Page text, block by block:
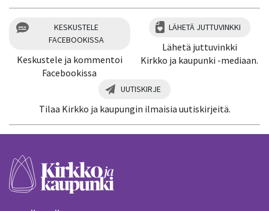
KESKUSTELE
FACEBOOKISSA
Keskustele ja kommentoi
Facebookissa
LÄHETÄ JUTTUVINKKI
Lähetä juttuvinkki
Kirkko ja kaupunki -mediaan.
UUTISKIRJE
Tilaa Kirkko ja kaupungin ilmaisia uutiskirjeitä.